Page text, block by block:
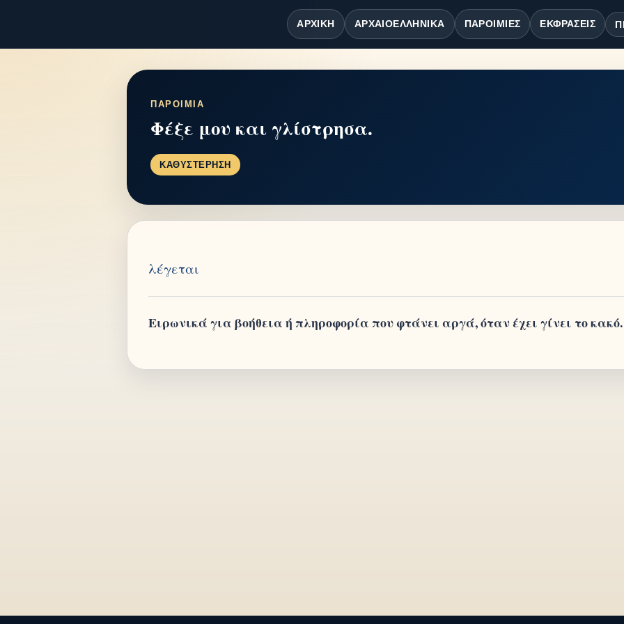
ΑΡΧΙΚΉ ΑΡΧΑΙΟΕΛΛΗΝΙΚΆ ΠΑΡΟΙΜΊΕΣ ΕΚΦΡΆΣΕΙΣ
ΠΑΡΟΙΜΙΑ
Φέξε μου και γλίστρησα.
ΚΑΘΥΣΤΕΡΗΣΗ
λέγεται
Ειρωνικά για βοήθεια ή πληροφορία που φτάνει αργά, όταν έχει γίνει το κακό.